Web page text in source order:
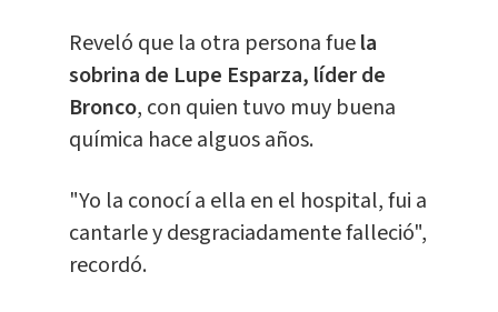
Reveló que la otra persona fuela
sobrina de Lupe Esparza, líder de
Bronco, con quien tuvo muy buena
química hace alguos años.
"Yo la conocí a ella en el hospital, fui a
cantarle y desgraciadamente falleció",
recordó.